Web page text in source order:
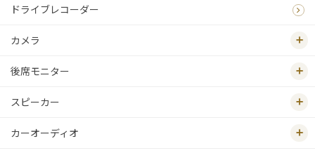
ドライブレコーダー
カメラ
後席モニター
スピーカー
カーオーディオ